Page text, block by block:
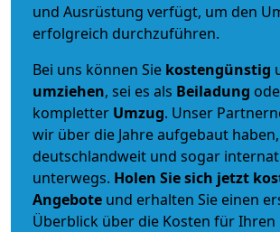
und Ausrüstung verfügt, um den
erfolgreich durchzuführen.
Bei uns können Sie kostengünstig
umziehen, sei es als Beiladung
kompletter Umzug. Unser
wir über die Jahre aufgebaut
deutschlandweit und sogar
unterwegs. Holen Sie sich jetzt
Angebote und erhalten Sie einen
Überblick über die Kosten für Ihren